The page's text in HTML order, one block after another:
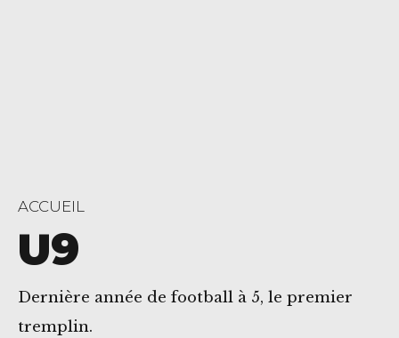
ACCUEIL
U9
Dernière année de football à 5, le premier
tremplin.